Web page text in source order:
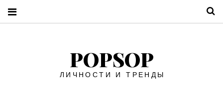
POPSOP
ЛИЧНОСТИ И ТРЕНДЫ